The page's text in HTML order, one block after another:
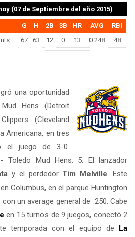
(07 de Septiembre del año 2015)
G H 2B 3B HR AVG
RBI
67 63 12 0 13 0.248 48
una oportunidad
Hens (Detroit
(Cleveland
Americana, en tres
el juego de 3-0.
Toledo Mud Hens: 5. El lanzador
y el perdedor Tim Melville. Este
Columbus, en el parque Huntington
un average general de .250. Cabe
en 15 turnos de 9 juegos, conectó 2
temporada con el equipo de La